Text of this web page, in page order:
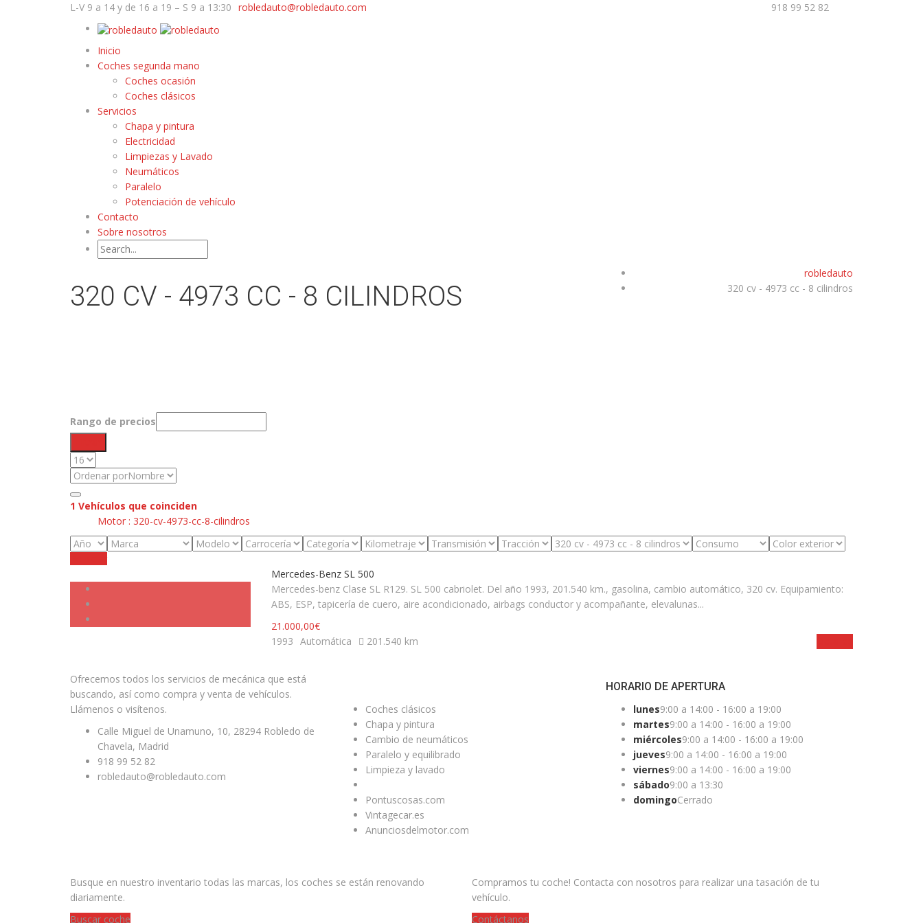
L-V 9 a 14 y de 16 a 19 – S 9 a 13:30 robledauto@robledauto.com 918 99 52 82
Inicio
Coches segunda mano
Coches ocasión
Coches clásicos
Servicios
Chapa y pintura
Electricidad
Limpiezas y Lavado
Neumáticos
Paralelo
Potenciación de vehículo
Contacto
Sobre nosotros
320 CV - 4973 CC - 8 CILINDROS
robledauto
320 cv - 4973 cc - 8 cilindros
Rango de precios
1 Vehículos que coinciden
Motor : 320-cv-4973-cc-8-cilindros
Mercedes-Benz SL 500
Mercedes-benz Clase SL R129. SL 500 cabriolet. Del año 1993, 201.540 km., gasolina, cambio automático, 320 cv. Equipamiento:
ABS, ESP, tapicería de cuero, aire acondicionado, airbags conductor y acompañante, elevalunas...
21.000,00€
1993 Automática
201.540 km
Ofrecemos todos los servicios de mecánica que está
buscando, así como compra y venta de vehículos.
Llámenos o visítenos.
Calle Miguel de Unamuno, 10, 28294 Robledo de
Chavela, Madrid
918 99 52 82
robledauto@robledauto.com
Coches clásicos
Chapa y pintura
Cambio de neumáticos
Paralelo y equilibrado
Limpieza y lavado
Pontuscosas.com
Vintagecar.es
Anunciosdelmotor.com
HORARIO DE APERTURA
lunes9:00 a 14:00 - 16:00 a 19:00
martes9:00 a 14:00 - 16:00 a 19:00
miércoles9:00 a 14:00 - 16:00 a 19:00
jueves9:00 a 14:00 - 16:00 a 19:00
viernes9:00 a 14:00 - 16:00 a 19:00
sábado9:00 a 13:30
domingoCerrado
Busque en nuestro inventario todas las marcas, los coches se están renovando
diariamente.
Buscar coche
Compramos tu coche! Contacta con nosotros para realizar una tasación de tu
vehículo.
Contáctanos